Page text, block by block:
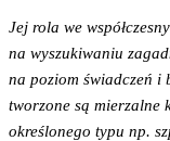
Jej rola we
na wyszukiwaniu
na poziom świadczeń i
tworzone są mierzalne
określonego typu np.